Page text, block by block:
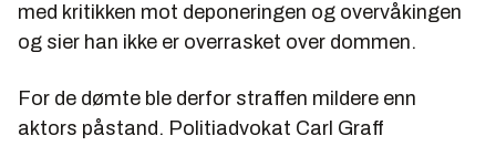
med kritikken mot deponeringen og overvåkingen
og sier han ikke er overrasket over dommen.
For de dømte ble derfor straffen mildere enn
aktors påstand. Politiadvokat Carl Graff